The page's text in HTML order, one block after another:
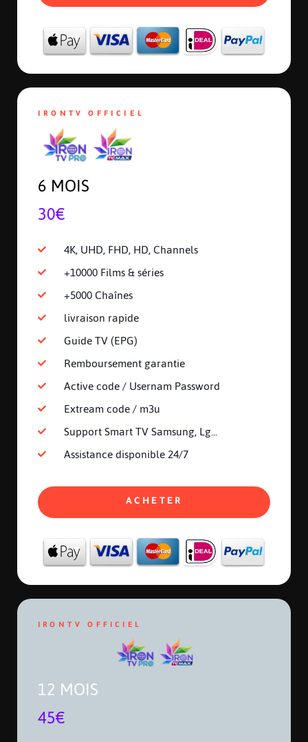
IRONTV OFFICIEL
6 MOIS
30€
4K, UHD, FHD, HD, Channels
+10000 Films & séries
+5000 Chaînes
livraison rapide
Guide TV (EPG)
Remboursement garantie
Active code / Usernam Password
Extream code / m3u
Support Smart TV Samsung, Lg...
Assistance disponible 24/7
ACHETER
IRONTV OFFICIEL
12 MOIS
45€